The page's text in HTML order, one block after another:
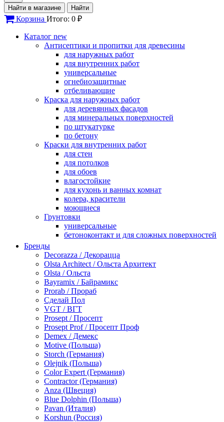
Найти в магазине Найти
Корзина Итого: 0 ₽
Каталог new
Антисептики и пропитки для древесины
для наружных работ
для внутренних работ
универсальные
огнебиозащитные
отбеливающие
Краска для наружных работ
для деревянных фасадов
для минеральных поверхностей
по штукатурке
по бетону
Краски для внутренних работ
для стен
для потолков
для обоев
влагостойкие
для кухонь и ванных комнат
колера, красители
моющиеся
Грунтовки
универсальные
бетоноконтакт и для сложных поверхностей
по металлу
антикорозийные
под декоративные штукатурки
для гипсокартона
под штукатурку
Герметик
акриловые
силиконовые универсальные, нейтральные
силиконовые санитарные (антигрибковые)
шовные для срубов
для кровли
для каминов
полиуретановые
Декоративные штукатурки и краски
краски для декора, патина
мокрый шелк
венецианские (эффект мрамора)
песок (эффект песчаных вихрей)
декоративная шпаклевка
Бренды
Decorazza / Декорацца
Olsta Architect / Ольста Архитект
Olsta / Ольста
Bayramix / Байрамикс
Prorab / Прораб
Сделай Пол
VGT / ВГТ
Prosept / Просепт
Prosept Prof / Просепт Проф
Demex / Демекс
Motive (Польша)
Storch (Германия)
Olejnik (Польша)
Color Expert (Германия)
Contractor (Германия)
Anza (Швеция)
Blue Dolphin (Польша)
Pavan (Италия)
Korshun (Россия)